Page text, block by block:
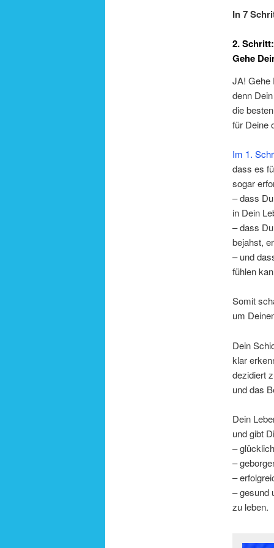
In 7
2. Schritt:
Gehe
JA! Gehe
denn
die
für Deine
Im 1.
dass es
sogar
– dass
in Dein
– dass
bejahst,
– und
fühlen
Somit
um
Dein
klar
dezidiert
und das
Dein
und gibt
–
–
–
– gesund
zu leben.